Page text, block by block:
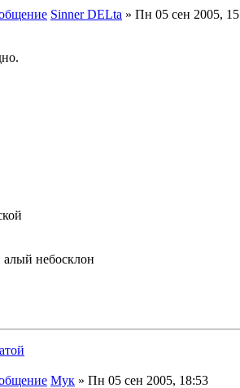
Sinner DELta » Пн 05 сен 2005,
алый небосклон
Мук » Пн 05 сен 2005, 18:53